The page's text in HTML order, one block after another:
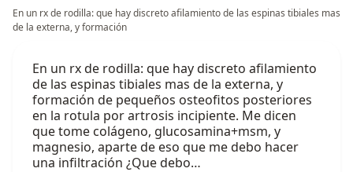
En un rx de rodilla: que hay discreto afilamiento de las espinas tibiales mas
de la externa, y formación
En un rx de rodilla: que hay discreto afilamiento
de las espinas tibiales mas de la externa, y
formación de pequeños osteofitos posteriores
en la rotula por artrosis incipiente. Me dicen
que tome colágeno, glucosamina+msm, y
magnesio, aparte de eso que me debo hacer
una infiltración ¿Que debo…